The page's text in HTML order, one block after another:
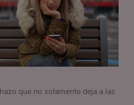
que no solamente deja a las